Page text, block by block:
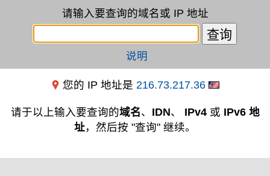
请输入要查询的域名或 IP 地址
说明
您的 IP 地址是 216.73.217.36
请于以上输入要查询的域名、 IDN、 IPv4或 IPv6 地
址，然后按 "查询" 继续。